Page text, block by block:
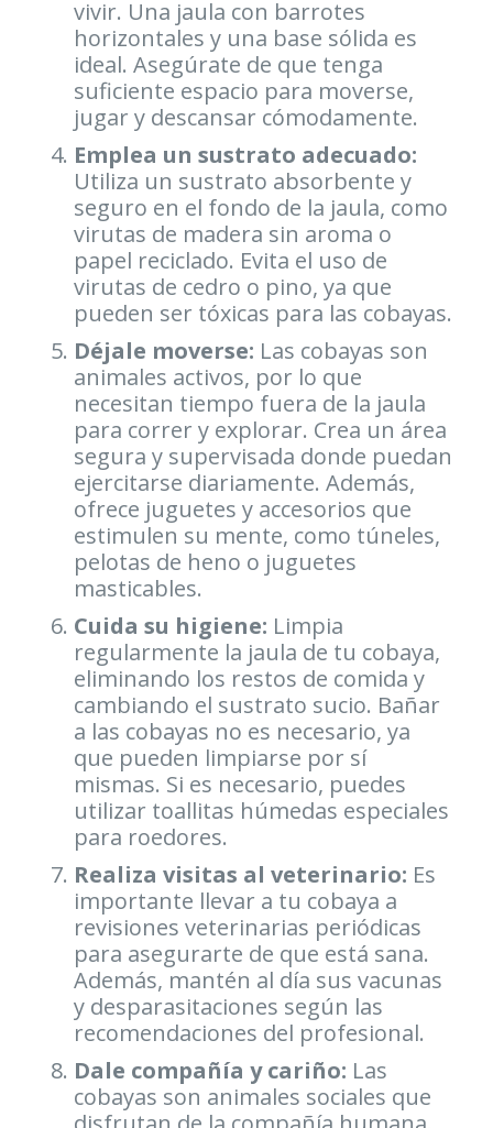
vivir. Una jaula con barrotes
horizontales y una base sólida es
ideal. Asegúrate de que tenga
suficiente espacio para moverse,
jugar y descansar cómodamente.
Emplea un sustrato adecuado:
Utiliza un sustrato absorbente y
seguro en el fondo de la jaula, como
virutas de madera sin aroma o
papel reciclado. Evita el uso de
virutas de cedro o pino, ya que
pueden ser tóxicas para las cobayas.
Déjale moverse: Las cobayas son
animales activos, por lo que
necesitan tiempo fuera de la jaula
para correr y explorar. Crea un área
segura y supervisada donde puedan
ejercitarse diariamente. Además,
ofrece juguetes y accesorios que
estimulen su mente, como túneles,
pelotas de heno o juguetes
masticables.
Cuida su higiene: Limpia
regularmente la jaula de tu cobaya,
eliminando los restos de comida y
cambiando el sustrato sucio. Bañar
a las cobayas no es necesario, ya
que pueden limpiarse por sí
mismas. Si es necesario, puedes
utilizar toallitas húmedas especiales
para roedores.
Realiza visitas al veterinario: Es
importante llevar a tu cobaya a
revisiones veterinarias periódicas
para asegurarte de que está sana.
Además, mantén al día sus vacunas
y desparasitaciones según las
recomendaciones del profesional.
Dale compañía y cariño: Las
cobayas son animales sociales que